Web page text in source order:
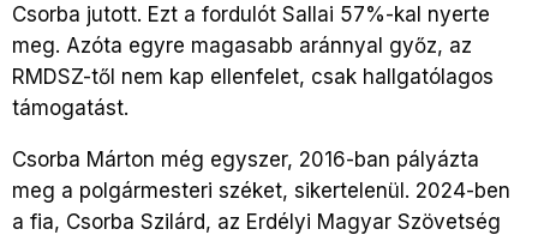
Csorba jutott. Ezt a fordulót Sallai 57%-kal nyerte
meg. Azóta egyre magasabb aránnyal győz, az
RMDSZ-től nem kap ellenfelet, csak hallgatólagos
támogatást.
Csorba Márton még egyszer, 2016-ban pályázta
meg a polgármesteri széket, sikertelenül. 2024-ben
a fia, Csorba Szilárd, az Erdélyi Magyar Szövetség